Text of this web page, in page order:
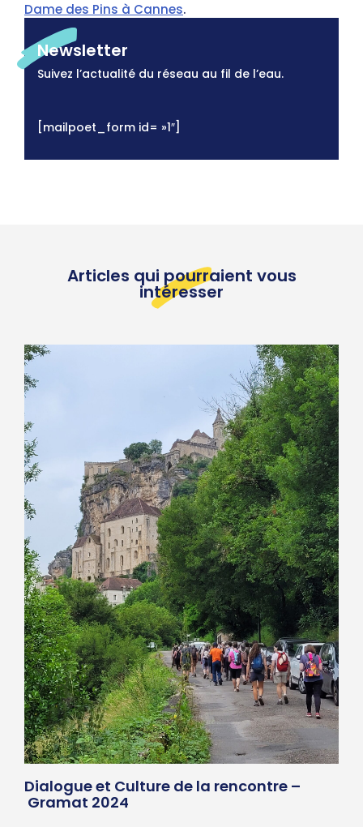
Dame des Pins à Cannes.
Newsletter
Suivez l’actualité du réseau au fil de l’eau.
[mailpoet_form id= »1″]
Articles qui pourraient vous
intéresser
Dialogue et Culture de la rencontre –
Gramat 2024